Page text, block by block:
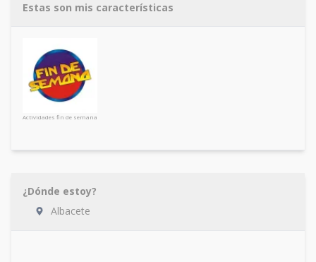
Estas son mis características
Actividades fin de semana
¿Dónde estoy?
Albacete